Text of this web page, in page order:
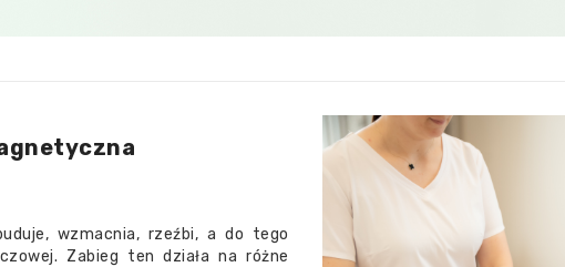
wzmacnia, rzeźbi, a do tego
Zabieg ten działa na różne